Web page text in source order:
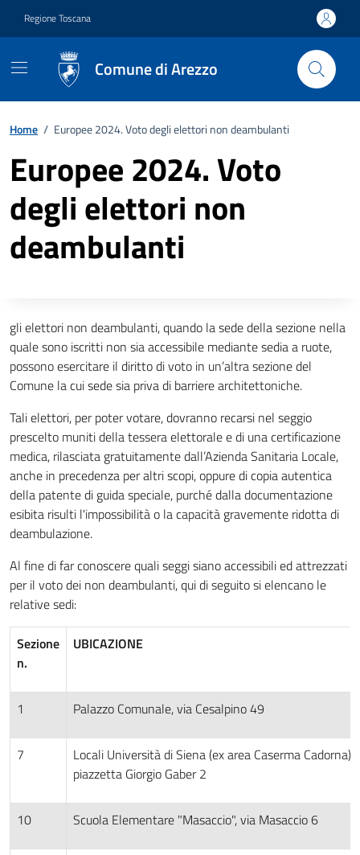
Regione Toscana
Comune di Arezzo
Home / Europee 2024. Voto degli elettori non deambulanti
Europee 2024. Voto
degli elettori non
deambulanti
Descrizione completa
gli elettori non deambulanti, quando la sede della sezione nella
quale sono iscritti non sia accessibile mediante sedia a ruote,
possono esercitare il diritto di voto in un’altra sezione del
Comune la cui sede sia priva di barriere architettoniche.
Tali elettori, per poter votare, dovranno recarsi nel seggio
prescelto muniti della tessera elettorale e di una certificazione
medica, rilasciata gratuitamente dall’Azienda Sanitaria Locale,
anche in precedenza per altri scopi, oppure di copia autentica
della patente di guida speciale, purché dalla documentazione
esibita risulti l'impossibilità o la capacità gravemente ridotta di
deambulazione.
Al fine di far conoscere quali seggi siano accessibili ed attrezzati
per il voto dei non deambulanti, qui di seguito si elencano le
relative sedi:
Sezione
n.
UBICAZIONE
1 Palazzo Comunale, via Cesalpino 49
7
Locali Università di Siena (ex area Caserma Cadorna),
piazzetta Giorgio Gaber 2
10 Scuola Elementare "Masaccio", via Masaccio 6